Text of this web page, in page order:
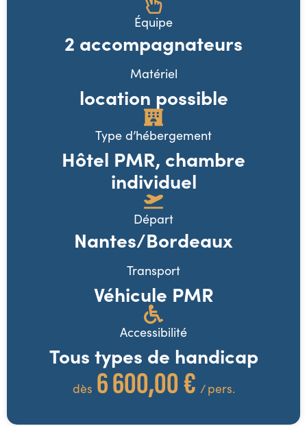
Équipe
2 accompagnateurs
Matériel
location possible
Type d’hébergement
Hôtel PMR, chambre
individuel
Départ
Nantes/Bordeaux
Transport
Véhicule PMR
Accessibilité
Tous types de handicap
dès 6 600,00 € / pers.